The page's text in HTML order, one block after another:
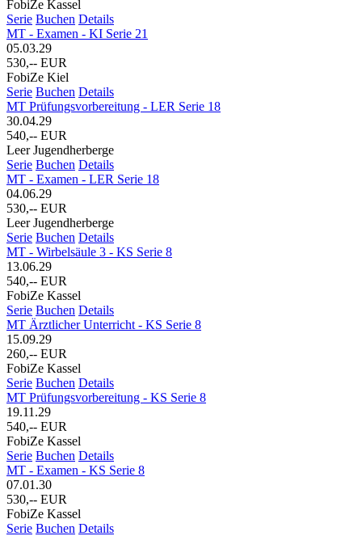
FobiZe Kassel
Serie Buchen Details
MT - Examen - KI Serie 21
05.03.29
530,-- EUR
FobiZe Kiel
Serie Buchen Details
MT Prüfungsvorbereitung - LER Serie 18
30.04.29
540,-- EUR
Leer Jugendherberge
Serie Buchen Details
MT - Examen - LER Serie 18
04.06.29
530,-- EUR
Leer Jugendherberge
Serie Buchen Details
MT - Wirbelsäule 3 - KS Serie 8
13.06.29
540,-- EUR
FobiZe Kassel
Serie Buchen Details
MT Ärztlicher Unterricht - KS Serie 8
15.09.29
260,-- EUR
FobiZe Kassel
Serie Buchen Details
MT Prüfungsvorbereitung - KS Serie 8
19.11.29
540,-- EUR
FobiZe Kassel
Serie Buchen Details
MT - Examen - KS Serie 8
07.01.30
530,-- EUR
FobiZe Kassel
Serie Buchen Details